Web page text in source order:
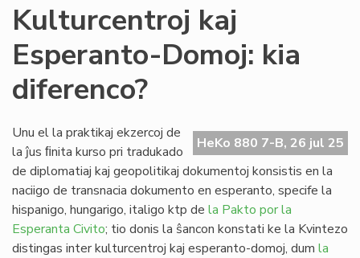
Kulturcentroj kaj
Esperanto-Domoj: kia
diferenco?
HeKo 880 7-B, 26 jul 25
Unu el la praktikaj ekzercoj de
la ĵus ﬁnita kurso pri tradukado
de diplomatiaj kaj geopolitikaj dokumentoj konsistis en la
naciigo de transnacia dokumento en esperanto, specife la
hispanigo, hungarigo, italigo ktp de la Pakto por la
Esperanta Civito; tio donis la ŝancon konstati ke la Kvintezo
distingas inter kulturcentroj kaj esperanto-domoj, dum la